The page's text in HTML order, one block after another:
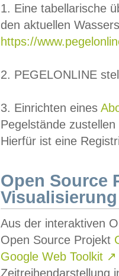
1. Eine tabellarische
den aktuellen
https://
2. PEGELONLINE
3. Einrichten eines
Pegelstände
Hierfür ist eine
Open Source
Visualisierung
Aus der interaktiven
Open Source Projekt
Google Web Toolkit ↗
Zeitreihendarstellung